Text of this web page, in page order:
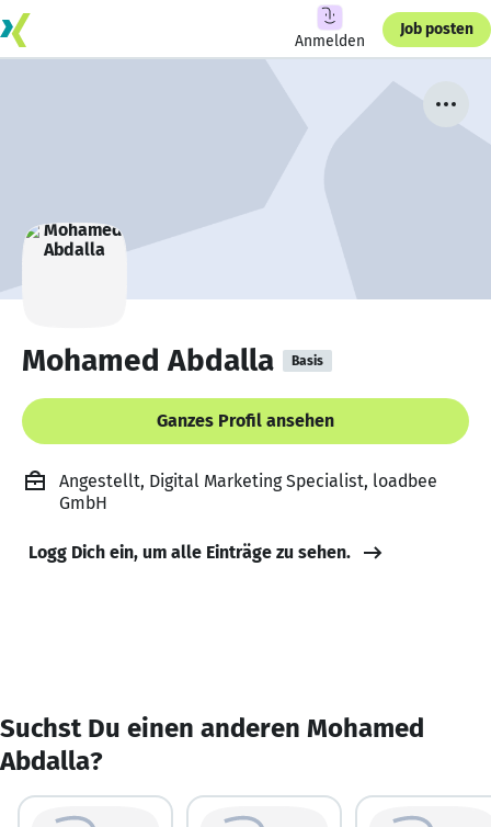
Anmelden
Job posten
Mohamed Abdalla Basis
Ganzes Profil ansehen
Angestellt, Digital Marketing Specialist, loadbee
GmbH
Logg Dich ein, um alle Einträge zu sehen.
Suchst Du einen anderen Mohamed
Abdalla?